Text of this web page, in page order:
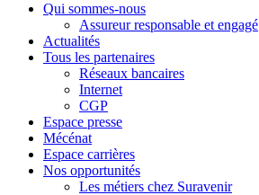
Qui sommes-nous
Assureur responsable et engagé
Actualités
Tous les partenaires
Réseaux bancaires
Internet
CGP
Espace presse
Mécénat
Espace carrières
Nos opportunités
Les métiers chez Suravenir